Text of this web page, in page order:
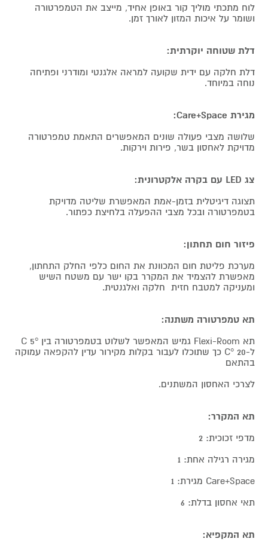
לוח מתכתי מוליך קור באופן אחיד, מייצב את הטמפרטורה
ושומר על איכות המזון לאורך זמן.
דלת שטוחה יוקרתית:
דלת חלקה עם ידית שקועה למראה אלגנטי ומודרני ופתיחה
נוחה במיוחד.
מגירת Care+Space:
שלושה מצבי פעולה שונים המאפשרים התאמת טמפרטורה
מדויקת לאחסון בשר, פירות וירקות.
צג LED עם בקרה אלקטרונית:
תצוגה דיגיטלית בזמן-אמת המאפשרת שליטה מדויקת
בטמפרטורה ובכל מצבי ההפעלה בלחיצת כפתור.
פיזור חום תחתון:
מערכת פליטת חום המכוונת את החום כלפי החלק התחתון,
מאפשרת להצמיד את המקרר בקו ישר עם משטח השיש
ומעניקה למטבח חזית חלקה ואלגנטית.
תא טמפרטורה משתנה:
ל-C° 20 כך שתוכלו לעבור בקלות מקירור עדין להקפאה עמוקה
בהתאם
לצרכי האחסון המשתנים.
תא המקרר:
מדפי זכוכית: 2
מגירה רגילה אחת: 1
Care+Space מגירת: 1
תאי אחסון בדלת: 6
תא המקפיא: